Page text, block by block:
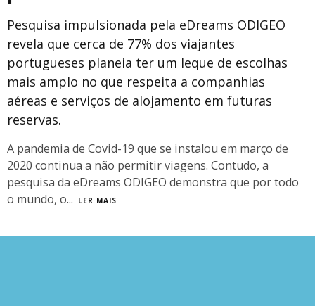
Pesquisa impulsionada pela eDreams ODIGEO
revela que cerca de 77% dos viajantes
portugueses planeia ter um leque de escolhas
mais amplo no que respeita a companhias
aéreas e serviços de alojamento em futuras
reservas.
A pandemia de Covid-19 que se instalou em março de
2020 continua a não permitir viagens. Contudo, a
pesquisa da eDreams ODIGEO demonstra que por todo
o mundo, o... LER MAIS